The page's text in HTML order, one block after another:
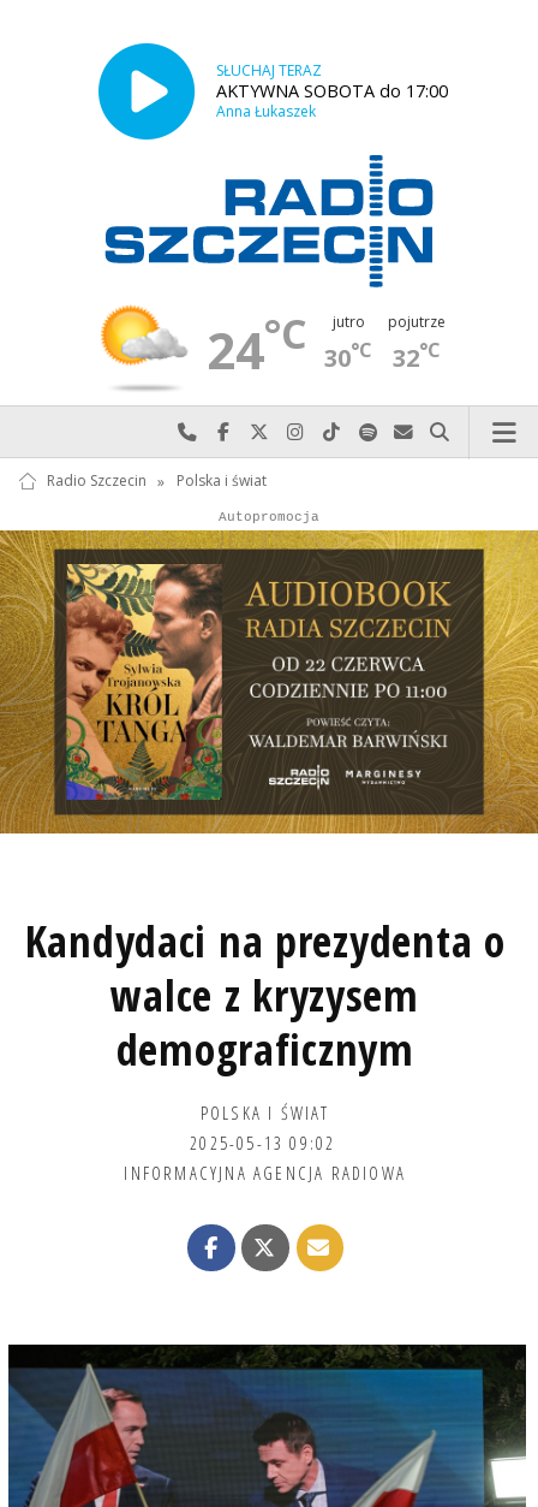
SŁUCHAJ TERAZ
AKTYWNA SOBOTA do 17:00
Anna Łukaszek
24°C jutro
30°C
pojutrze
32°C
Najlepiej po prostu do nas zadzwoń
Odwiedź nas na Facebook-u
Odwiedź nas na X
Odwiedź nas na Instagram-ie
Odwiedź nas na TikTok-u
Szukaj nas na Spotify
Wyślij do nas
Szukaj
Radio Szczecin » Polska i świat
Reklama
Autopromocja
Kandydaci na prezydenta o
walce z kryzysem
demograficznym
POLSKA I ŚWIAT
2025-05-13 09:02
INFORMACYJNA AGENCJA RADIOWA